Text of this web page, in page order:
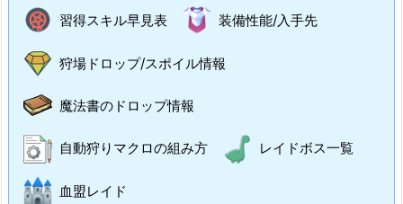
習得スキル早見表 装備性能/入手先
狩場ドロップ/スポイル情報
魔法書のドロップ情報
自動狩りマクロの組み方 レイドボス一覧
血盟レイド